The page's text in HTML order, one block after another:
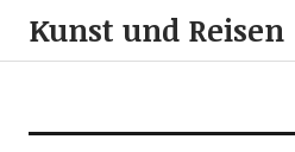
Kunst und Reisen